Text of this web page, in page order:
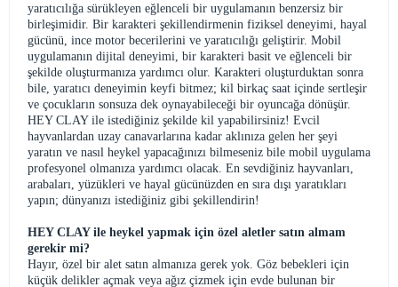
yaratıcılığa sürükleyen eğlenceli bir uygulamanın benzersiz bir
birleşimidir. Bir karakteri şekillendirmenin fiziksel deneyimi, hayal
gücünü, ince motor becerilerini ve yaratıcılığı geliştirir. Mobil
uygulamanın dijital deneyimi, bir karakteri basit ve eğlenceli bir
şekilde oluşturmanıza yardımcı olur. Karakteri oluşturduktan sonra
bile, yaratıcı deneyimin keyfi bitmez; kil birkaç saat içinde sertleşir
ve çocukların sonsuza dek oynayabileceği bir oyuncağa dönüşür.
HEY CLAY ile istediğiniz şekilde kil yapabilirsiniz! Evcil
hayvanlardan uzay canavarlarına kadar aklınıza gelen her şeyi
yaratın ve nasıl heykel yapacağınızı bilmeseniz bile mobil uygulama
profesyonel olmanıza yardımcı olacak. En sevdiğiniz hayvanları,
arabaları, yüzükleri ve hayal gücünüzden en sıra dışı yaratıkları
yapın; dünyanızı istediğiniz gibi şekillendirin!
HEY CLAY ile heykel yapmak için özel aletler satın almam
gerekir mi?
Hayır, özel bir alet satın almanıza gerek yok. Göz bebekleri için
küçük delikler açmak veya ağız çizmek için evde bulunan bir